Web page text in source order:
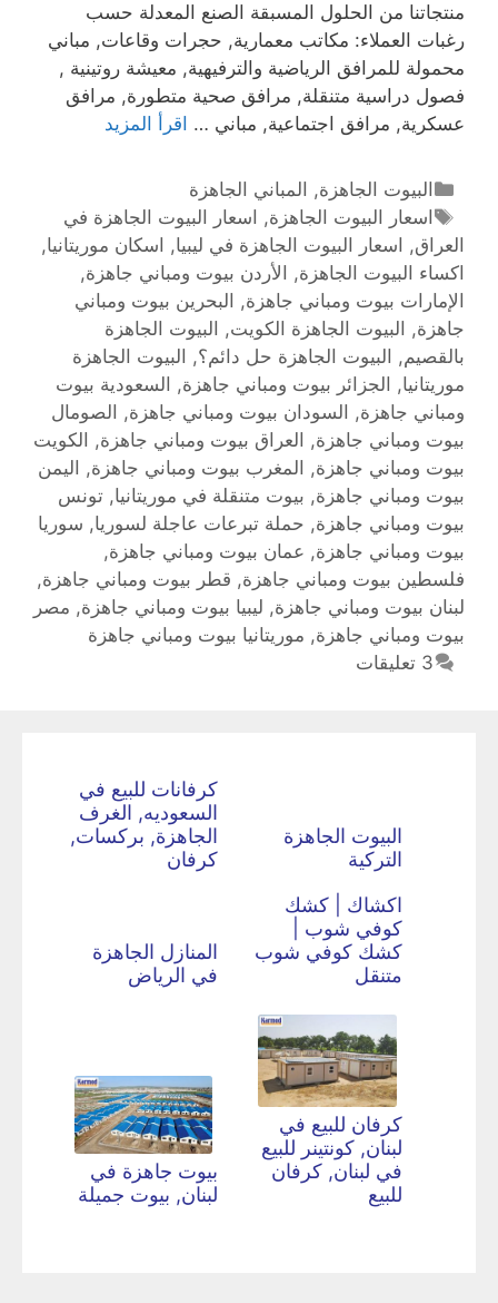
منتجاتنا من الحلول المسبقة الصنع المعدلة حسب
رغبات العملاء: مكاتب معمارية, حجرات وقاعات, مباني
محمولة للمرافق الرياضية والترفيهية, معيشة روتينية ,
فصول دراسية متنقلة, مرافق صحية متطورة, مرافق
عسكرية, مرافق اجتماعية, مباني … اقرأ المزيد
البيوت الجاهزة, المباني الجاهزة
اسعار البيوت الجاهزة, اسعار البيوت الجاهزة في
العراق, اسعار البيوت الجاهزة في ليبيا, اسكان موريتانيا,
اكساء البيوت الجاهزة, الأردن بيوت ومباني جاهزة,
الإمارات بيوت ومباني جاهزة, البحرين بيوت ومباني
جاهزة, البيوت الجاهزة الكويت, البيوت الجاهزة
بالقصيم, البيوت الجاهزة حل دائم؟, البيوت الجاهزة
موريتانيا, الجزائر بيوت ومباني جاهزة, السعودية بيوت
ومباني جاهزة, السودان بيوت ومباني جاهزة, الصومال
بيوت ومباني جاهزة, العراق بيوت ومباني جاهزة, الكويت
بيوت ومباني جاهزة, المغرب بيوت ومباني جاهزة, اليمن
بيوت ومباني جاهزة, بيوت متنقلة في موريتانيا, تونس
بيوت ومباني جاهزة, حملة تبرعات عاجلة لسوريا‏, سوريا
بيوت ومباني جاهزة, عمان بيوت ومباني جاهزة,
فلسطين بيوت ومباني جاهزة, قطر بيوت ومباني جاهزة,
لبنان بيوت ومباني جاهزة, ليبيا بيوت ومباني جاهزة, مصر
بيوت ومباني جاهزة, موريتانيا بيوت ومباني جاهزة
3 تعليقات
البيوت الجاهزة
التركية
كرفانات للبيع في
السعوديه, الغرف
الجاهزة, بركسات,
كرفان
اكشاك | كشك
كوفي شوب |
كشك كوفي شوب
متنقل
المنازل الجاهزة
في الرياض
كرفان للبيع في
لبنان, كونتينر للبيع
في لبنان, كرفان
للبيع
بيوت جاهزة في
لبنان, بيوت جميلة